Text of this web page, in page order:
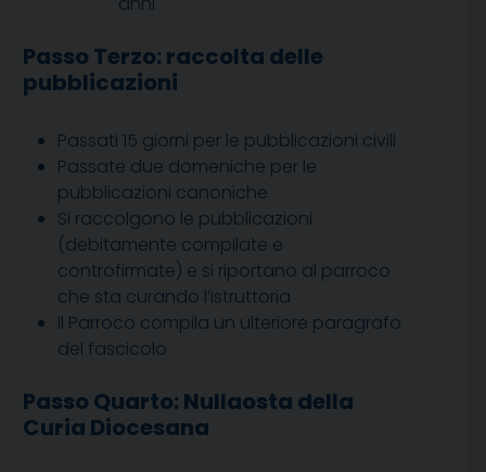
Passo Terzo: raccolta delle
pubblicazioni
Passati 15 giorni per le pubblicazioni civili
Passate due domeniche per le
pubblicazioni canoniche
Si raccolgono le pubblicazioni
(debitamente compilate e
controfirmate) e si riportano al parroco
che sta curando l’istruttoria
Il Parroco compila un ulteriore paragrafo
del fascicolo
Passo Quarto: Nullaosta della
Curia Diocesana